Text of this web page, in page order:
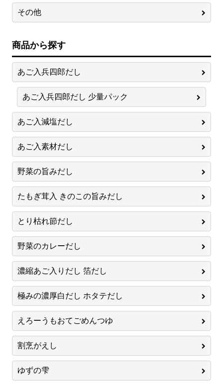
その他
商品から探す
あご入兵四郎だし
あご入兵四郎だし 少量パック
あご入減塩だし
あご入素材だし
野菜の旨みだし
たもぎ茸入 きのこの旨みだし
とり枯れ節だし
野菜のカレーだし
濃縮あご入りだし 箔だし
極みの濃厚白だし ホタテだし
えろーうもおてごめんつゆ
割烹がえし
ゆずの雫